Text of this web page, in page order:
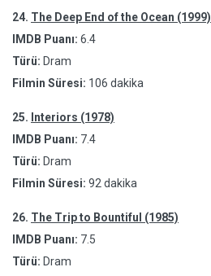
24. The Deep End of the Ocean (1999)
IMDB Puanı: 6.4
Türü: Dram
Filmin Süresi: 106 dakika
25. Interiors (1978)
IMDB Puanı: 7.4
Türü: Dram
Filmin Süresi: 92 dakika
26. The Trip to Bountiful (1985)
IMDB Puanı: 7.5
Türü: Dram